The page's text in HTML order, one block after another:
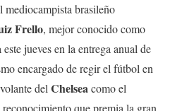
mediocampista brasileño
Frello, mejor conocido como
jueves en la entrega anual de
encargado de regir el fútbol en
del Chelseacomo el
reconocimiento que premia la gran